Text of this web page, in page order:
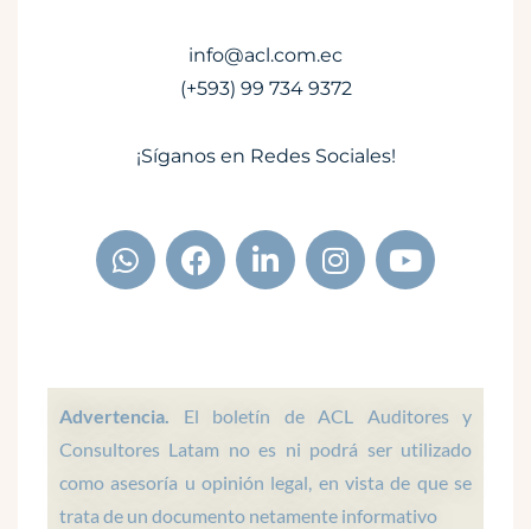
info@acl.com.ec
(+593) 99 734 9372
¡Síganos en Redes Sociales!
W
h
a
a
p
p
F
a
c
o
o
k
L
i
n
d
i
n
I
n
s
g
r
a
m
Y
o
u
b
e
Advertencia. El boletín de ACL Auditores y
Consultores Latam no es ni podrá ser utilizado
como asesoría u opinión legal, en vista de que se
trata de un documento netamente informativo